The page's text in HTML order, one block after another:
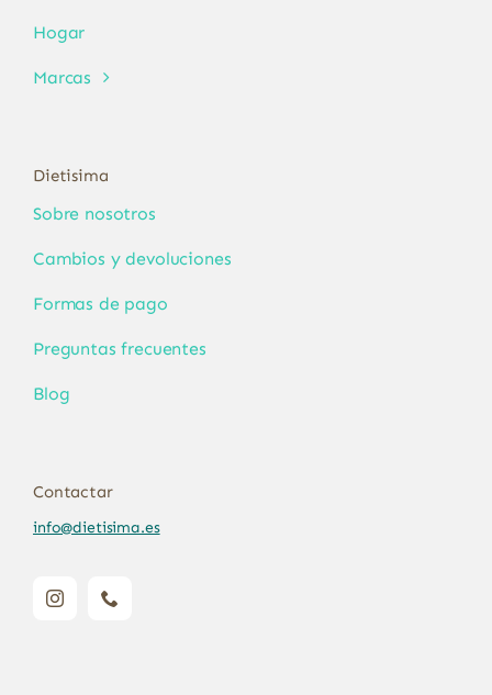
Hogar
Marcas
Dietisima
Sobre nosotros
Cambios y devoluciones
Formas de pago
Preguntas frecuentes
Blog
Contactar
info@dietisima.es